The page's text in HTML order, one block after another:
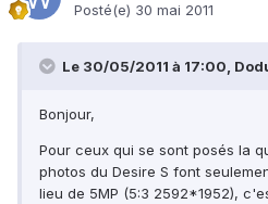
Posté(e) 30 mai 2011
Le 30/05/2011 à 17:00,
Bonjour,
Pour ceux qui se sont posés la
photos du Desire S font
lieu de 5MP (5:3 2592*1952),